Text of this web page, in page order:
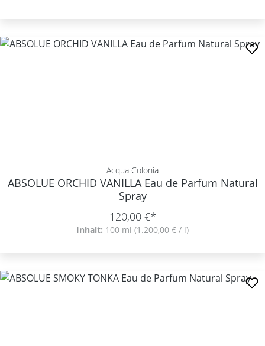
Acqua Colonia
ABSOLUE ORCHID VANILLA Eau de Parfum Natural
Spray
120,00 €*
Inhalt: 100 ml (1.200,00 € / l)